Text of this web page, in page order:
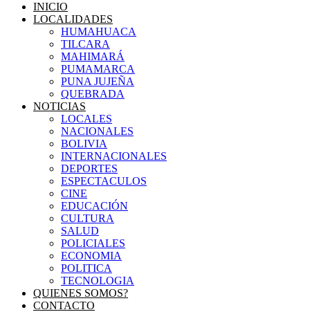
INICIO
LOCALIDADES
HUMAHUACA
TILCARA
MAHIMARÁ
PUMAMARCA
PUNA JUJEÑA
QUEBRADA
NOTICIAS
LOCALES
NACIONALES
BOLIVIA
INTERNACIONALES
DEPORTES
ESPECTACULOS
CINE
EDUCACIÓN
CULTURA
SALUD
POLICIALES
ECONOMIA
POLITICA
TECNOLOGIA
QUIENES SOMOS?
CONTACTO